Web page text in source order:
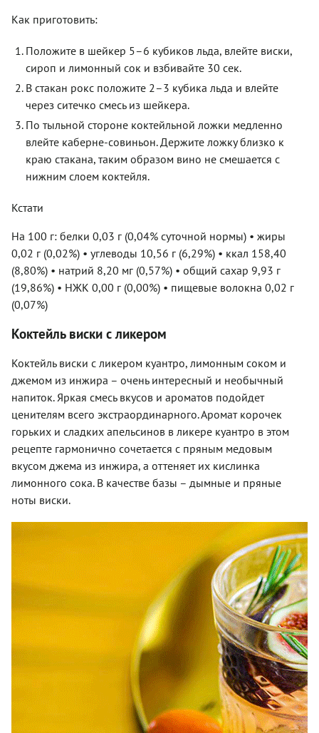
Как приготовить:
Положите в шейкер 5–6 кубиков льда, влейте виски,
сироп и лимонный сок и взбивайте 30 сек.
В стакан рокс положите 2–3 кубика льда и влейте
через ситечко смесь из шейкера.
По тыльной стороне коктейльной ложки медленно
влейте каберне-совиньон. Держите ложку близко к
краю стакана, таким образом вино не смешается с
нижним слоем коктейля.
Кстати
На 100 г: белки 0,03 г (0,04% суточной нормы) • жиры
0,02 г (0,02%) • углеводы 10,56 г (6,29%) • ккал 158,40
(8,80%) • натрий 8,20 мг (0,57%) • общий сахар 9,93 г
(19,86%) • НЖК 0,00 г (0,00%) • пищевые волокна 0,02 г
(0,07%)
Коктейль виски с ликером
Коктейль виски с ликером куантро, лимонным соком и
джемом из инжира – очень интересный и необычный
напиток. Яркая смесь вкусов и ароматов подойдет
ценителям всего экстраординарного. Аромат корочек
горьких и сладких апельсинов в ликере куантро в этом
рецепте гармонично сочетается с пряным медовым
вкусом джема из инжира, а оттеняет их кислинка
лимонного сока. В качестве базы – дымные и пряные
ноты виски.